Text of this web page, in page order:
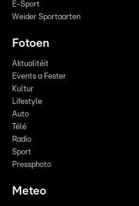
E-Sport
Weider Sportaarten
Fotoen
Aktualitéit
Events a Fester
Kultur
Lifestyle
Auto
Télé
Radio
Sport
Pressphoto
Meteo